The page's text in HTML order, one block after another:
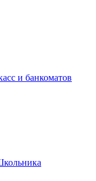
и банкоматов